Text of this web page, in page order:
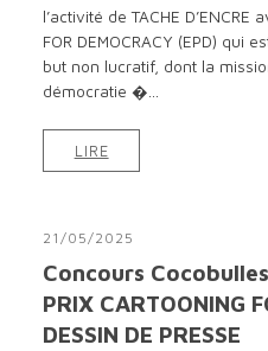
l’activité de TACHE D’ENCRE
FOR DEMOCRACY (EPD) qui
but non lucratif, dont la
démocratie �...
LIRE
21/05/2025
Concours
PRIX CARTOONING
DESSIN DE PRESSE